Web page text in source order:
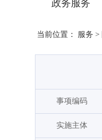
政务服务
当前位置： 服务 >
事项编码
实施主体